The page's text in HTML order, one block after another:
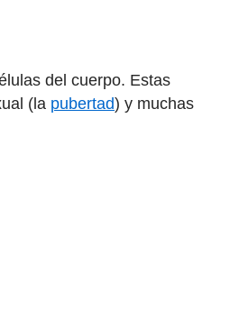
del cuerpo. Estas
(la pubertad) y muchas